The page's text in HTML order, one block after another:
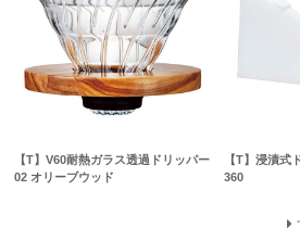
【T】V60耐熱ガラス透過ドリッパー
02 オリーブウッド
【T】浸漬式
360